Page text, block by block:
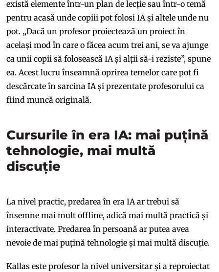
există elemente într-un plan de lecție sau într-o temă
pentru acasă unde copiii pot folosi IA și altele unde nu
pot. „Dacă un profesor proiectează un proiect în
același mod în care o făcea acum trei ani, se va ajunge
ca unii copii să folosească IA și alții să-i reziste”, spune
ea. Acest lucru înseamnă oprirea temelor care pot fi
descărcate în sarcina IA și prezentate profesorului ca
fiind muncă originală.
Cursurile în era IA: mai puțină
tehnologie, mai multă
discuție
La nivel practic, predarea în era IA ar trebui să
însemne mai mult offline, adică mai multă practică și
interactivate. Predarea în persoană ar putea avea
nevoie de mai puțină tehnologie și mai multă discuție.
Kallas este profesor la nivel universitar și a reproiectat